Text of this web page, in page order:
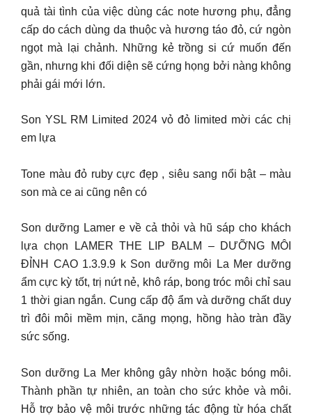
quả tài tình của việc dùng các note hương phụ, đẳng
cấp do cách dùng da thuộc và hương táo đỏ, cứ ngòn
ngọt mà lại chảnh. Những kẻ trồng si cứ muốn đến
gần, nhưng khi đối diện sẽ cứng họng bởi nàng không
phải gái mới lớn.
Son YSL RM Limited 2024 vỏ đỏ limited mời các chị
em lựa
Tone màu đỏ ruby cực đẹp , siêu sang nổi bật – màu
son mà ce ai cũng nên có
Son dưỡng Lamer e về cả thỏi và hũ sáp cho khách
lựa chọn LAMER THE LIP BALM – DƯỠNG MÔI
ĐỈNH CAO 1.3.9.9 k Son dưỡng môi La Mer dưỡng
ẩm cực kỳ tốt, trị nứt nẻ, khô ráp, bong tróc môi chỉ sau
1 thời gian ngắn. Cung cấp độ ẩm và dưỡng chất duy
trì đôi môi mềm mịn, căng mọng, hồng hào tràn đầy
sức sống.
Son dưỡng La Mer không gây nhờn hoặc bóng môi.
Thành phần tự nhiên, an toàn cho sức khỏe và môi.
Hỗ trợ bảo vệ môi trước những tác động từ hóa chất